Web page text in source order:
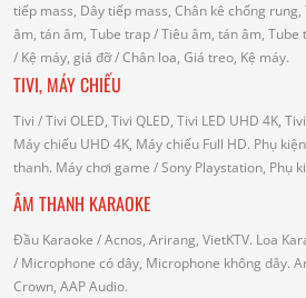
tiếp mass, Dây tiếp mass, Chân kê chống
âm, tán âm, Tube trap/ Tiêu âm, tán âm, Tube
/ Kệ máy, giá đỡ/ Chân loa, Giá treo, Kệ máy.
TIVI, MÁY CHIẾU
Tivi / Tivi OLED, Tivi QLED, Tivi LED UHD 4K,
Máy chiếu UHD 4K, Máy chiếu Full HD. Phụ kiện
thanh. Máy chơi game / Sony Playstation, Phụ
ÂM THANH KARAOKE
Đầu Karaoke / Acnos, Arirang, VietKTV. Loa
/ Microphone có dây, Microphone không dây.
Crown, AAP Audio.